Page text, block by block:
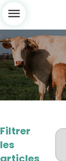
menu
Filtrer
les